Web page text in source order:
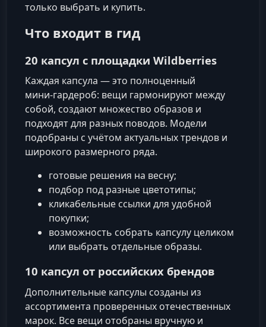
только выбрать и купить.
Что входит в гид
20 капсул с площадки Wildberries
Каждая капсула — это полноценный
мини‑гардероб: вещи гармонируют между
собой, создают множество образов и
подходят для разных поводов. Модели
подобраны с учётом актуальных трендов и
широкого размерного ряда.
готовые решения на весну;
подбор под разные цветотипы;
кликабельные ссылки для удобной
покупки;
возможность собрать капсулу целиком
или выбрать отдельные образы.
10 капсул от российских брендов
Дополнительные капсулы созданы из
ассортимента проверенных отечественных
марок. Все вещи отобраны вручную и